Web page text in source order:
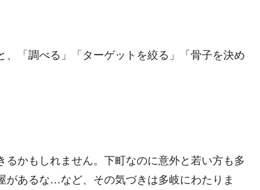
「調べる」「ターゲットを絞る」「骨子を決め
かもしれません。下町なのに意外と若い方も多
があるな…など、その気づきは多岐にわたりま